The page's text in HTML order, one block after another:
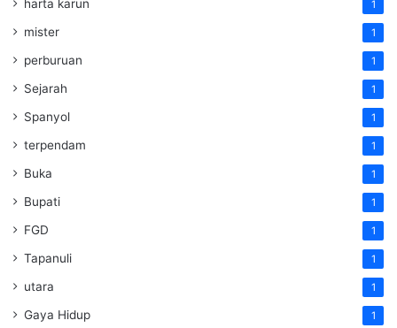
harta karun 1
mister 1
perburuan 1
Sejarah 1
Spanyol 1
terpendam 1
Buka 1
Bupati 1
FGD 1
Tapanuli 1
utara 1
Gaya Hidup 1